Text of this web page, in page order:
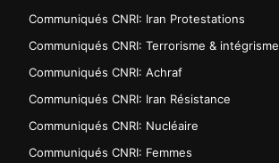
Communiqués CNRI: Iran Protestations
Communiqués CNRI: Terrorisme & intégrisme
Communiqués CNRI: Achraf
Communiqués CNRI: Iran Résistance
Communiqués CNRI: Nucléaire
Communiqués CNRI: Femmes